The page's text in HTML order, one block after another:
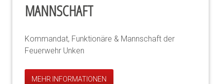
MANNSCHAFT
Kommandat, Funktionäre & Mannschaft der
Feuerwehr Unken
MEHR INFORMATIONEN